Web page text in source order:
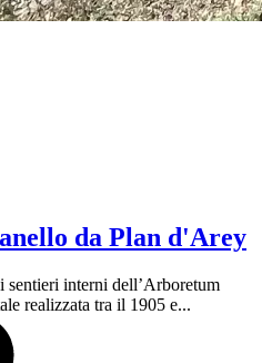
da Plan d'Arey
sentieri interni dell’Arboretum
realizzata tra il 1905 e...